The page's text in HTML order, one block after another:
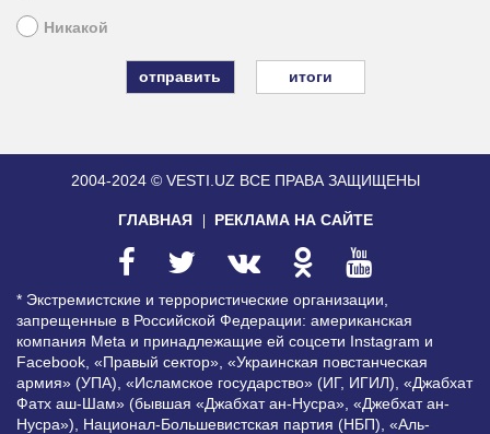
Никакой
итоги
2004-2024 © VESTI.UZ ВСЕ ПРАВА ЗАЩИЩЕНЫ
ГЛАВНАЯ РЕКЛАМА НА САЙТЕ
* Экстремистские и террористические организации,
запрещенные в Российской Федерации: американская
компания Meta и принадлежащие ей соцсети Instagram и
Facebook, «Правый сектор», «Украинская повстанческая
армия» (УПА), «Исламское государство» (ИГ, ИГИЛ), «Джабхат
Фатх аш-Шам» (бывшая «Джабхат ан-Нусра», «Джебхат ан-
Нусра»), Национал-Большевистская партия (НБП), «Аль-